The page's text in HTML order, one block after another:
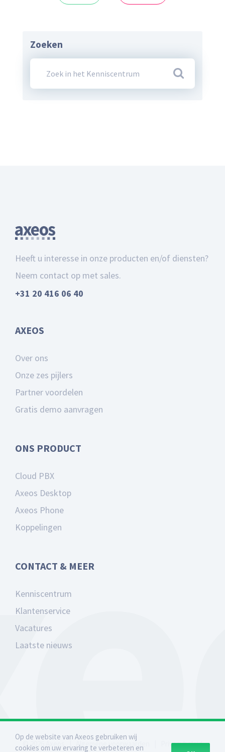
Zoeken
Heeft u interesse in onze producten en/of diensten?
Neem contact op met sales.
+31 20 416 06 40
AXEOS
Over ons
Onze zes pijlers
Partner voordelen
Gratis demo aanvragen
ONS PRODUCT
Cloud PBX
Axeos Desktop
Axeos Phone
Koppelingen
CONTACT & MEER
Kenniscentrum
Klantenservice
Vacatures
Laatste nieuws
© 2026 Algemene voorwaarden Privacybeleid
Op de website van Axeos gebruiken wij
cookies om uw ervaring te verbeteren en